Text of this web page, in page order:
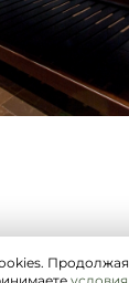
Продолжая
условия